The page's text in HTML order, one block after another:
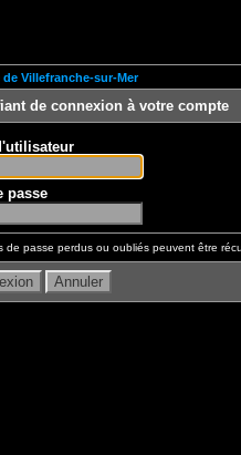
Villefranche-sur-Mer
de connexion à votre compte
passe
de passe perdus ou oubliés peuvent être